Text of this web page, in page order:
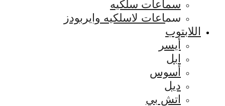
سماعات سلكيه
سماعات لاسلكيه وايربودز
اللابتوب
أيسر
ابل
أسوس
ديل
اتش بي